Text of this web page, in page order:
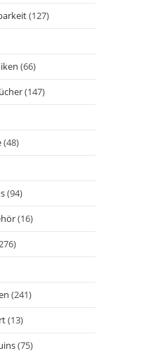
(127)
(66)
(147)
(48)
(94)
(16)
(241)
(13)
(75)